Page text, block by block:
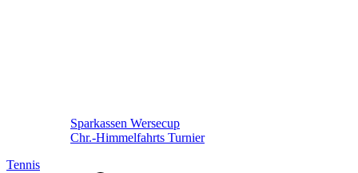
Sparkassen Wersecup
Chr.-Himmelfahrts Turnier
Tennis